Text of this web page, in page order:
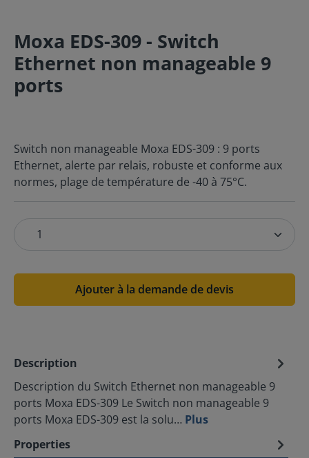
Moxa EDS-309 - Switch
Ethernet non manageable 9
ports
Switch non manageable Moxa EDS-309 : 9 ports
Ethernet, alerte par relais, robuste et conforme aux
normes, plage de température de -40 à 75°C.
Ajouter à la demande de devis
Description
Description du Switch Ethernet non manageable 9
ports Moxa EDS-309 Le Switch non manageable 9
ports Moxa EDS-309 est la solu… Plus
Properties